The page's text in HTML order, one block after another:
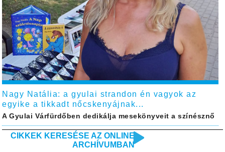
Nagy Natália: a gyulai strandon én vagyok az
egyike a tikkadt nőcskenyájnak...
A Gyulai Várfürdőben dedikálja mesekönyveit a színésznő
CIKKEK KERESÉSE AZ ONLINE
ARCHÍVUMBAN